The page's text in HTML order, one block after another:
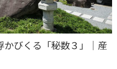
びくる「秘数３」｜産